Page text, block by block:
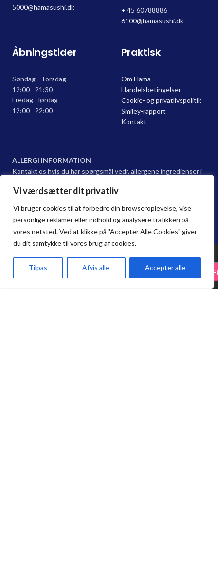
Vi værdsætter dit privatliv
Vi bruger cookies til at forbedre din browseroplevelse, vise
personlige reklamer eller indhold og analysere trafikken på
vores netsted. Ved at klikke på "Accepter Alle Cookies" giver
du dit samtykke til vores brug af cookies.
Tilpas Afvis alle Accepter alle
5000@hamasushi.dk
+ 45 60788886
6100@hamasushi.dk
Åbningstider
Søndag - Torsdag
12:00 - 21:30
Fredag - lørdag
12:00 - 22:00
Praktisk
Om Hama
Handelsbetingelser
Cookie- og privatlivspolitik
Smiley-rapport
Kontakt
ALLERGI INFORMATION
Kontakt os hvis du har spørgsmål vedr. allergene ingredienser i
Hama sushi Restaurant @ 2024 | Powered byNemBestil ApS
317. Asahi
Super Dry
33 cl 5%
35.00 kr. 29.75 +